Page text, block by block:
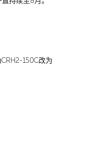
150C改为